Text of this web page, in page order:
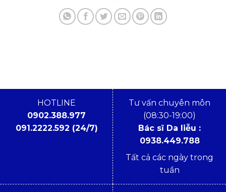
HOTLINE
0902.388.977
091.2222.592 (24/7)
Tư vấn chuyên môn
(08:30-19:00)
Bác sĩ Da liễu :
0938.449.788
Tất cả các ngày trong
tuần